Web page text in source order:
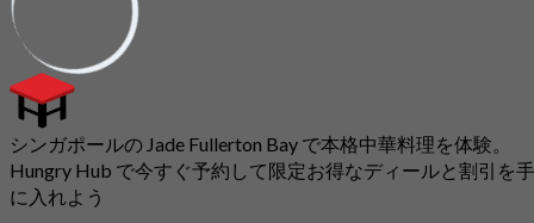
シンガポールの Jade Fullerton Bay で本格中華料理を体験。
Hungry Hub で今すぐ予約して限定お得なディールと割引を手
に入れよう